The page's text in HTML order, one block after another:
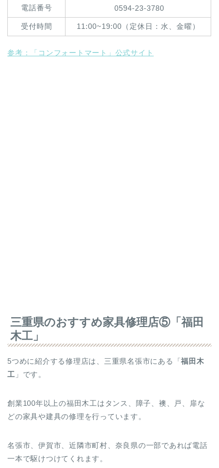
電話番号 0594-23-3780
受付時間 11:00~19:00（定休日：水、金曜）
参考：「コンフォートマート」公式サイト
三重県のおすすめ家具修理店⑤「福田
木工」
5つめに紹介する修理店は、三重県名張市にある「福田木
工 」です。
創業100年以上の福田木工はタンス、障子、襖、戸、扉な
どの家具や建具の修理を行っています。
名張市、伊賀市、近隣市町村、奈良県の一部であれば電話
一本で駆けつけてくれます。